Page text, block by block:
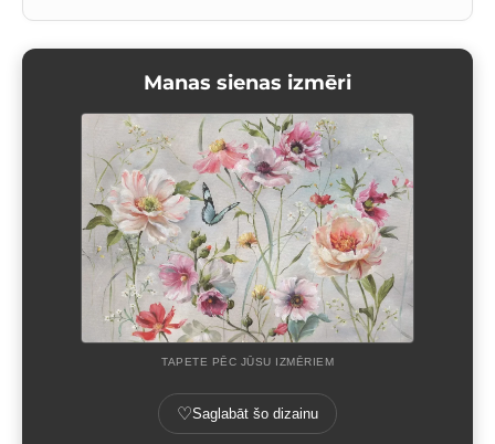
Manas sienas izmēri
TAPETE PĒC JŪSU IZMĒRIEM
♡Saglabāt šo dizainu